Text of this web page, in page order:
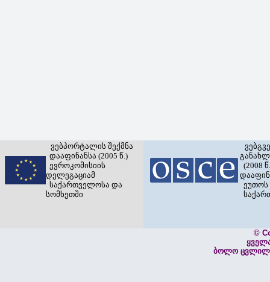
ვებპორტალის შექმნა
დააფინანსა (2005 წ.)
ევროკომისიის
დელეგაციამ
საქართველოსა და
სომხეთში
(2008
ეუთოს
©
ბოლო